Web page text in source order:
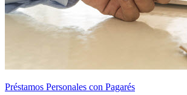
Préstamos Personales con Pagarés